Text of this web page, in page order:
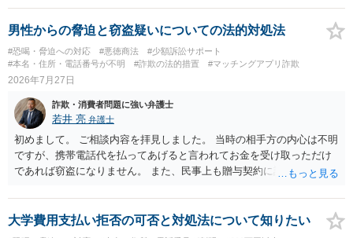
画の尺は10分ほど、服を着たままで胸を触って欲しい、などの要望を
して、要求された金額(1000円程度)の電子マネーを送信してしまいま
した。 そこから、撮影するまで暇なので顔の雰囲気の写真を交換して
欲しい、住んでいる都道府県と区を教えてと言われたので教えたりと
言ったやり取りをしていました。 というやりとりは、青少年条例違反
能です。
男性からの脅迫と窃盗疑いについての法的対処法
#恐喝・脅迫への対応 #悪徳商法
#少額訴訟サポート
#本名・住所・電話番号が不明
#詐欺の法的措置 #マッチングアプリ詐欺
2026年7月27日
詐欺・消費者問題に強い弁護士
若井 亮 弁護士
初めまして。 ご相談内容を拝見しました。 当時の相手方の内心は不明
ですが、携帯電話代を払ってあげると言われてお金を受け取っただけ
であれば窃盗になりません。 また、民事上も贈与契約に該当すると思
ず、可能であればブロックをするようにしてください。 ご不安であれ
ば、最寄りの警察署に相談をしても良いかもしれません。 以上、ご参
大学費用支払い拒否の可否と対処法について知りたい